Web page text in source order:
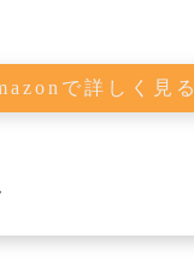
で詳しく見る